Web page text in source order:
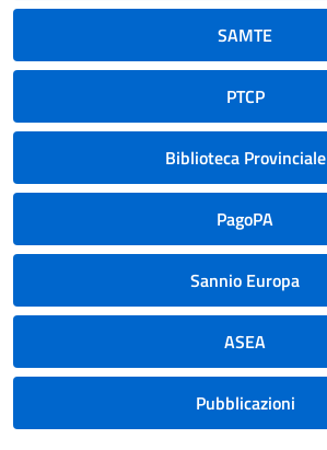
SAMTE
PTCP
Biblioteca Provinciale
PagoPA
Sannio Europa
ASEA
Pubblicazioni